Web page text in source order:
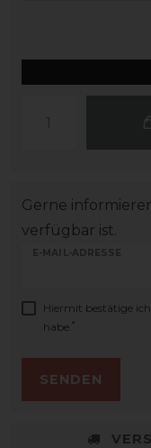
Gerne
verfügbar ist.
E-MAIL-ADRESSE
Hiermit bestätige
habe. *
SENDEN